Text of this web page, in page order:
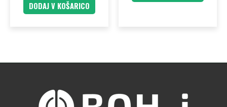
DODAJ V KOŠARICO